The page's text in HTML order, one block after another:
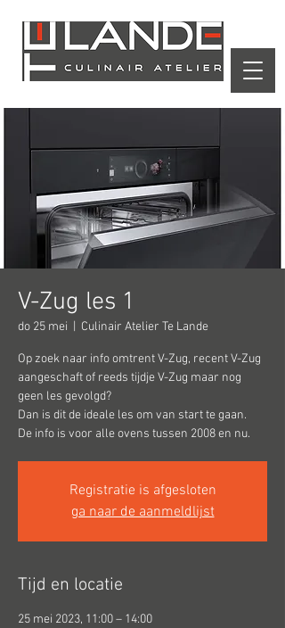
V-Zug les 1
do 25 mei Culinair Atelier Te Lande
Op zoek naar info omtrent V-Zug, recent V-Zug
aangeschaft of reeds tijdje V-Zug maar nog
geen les gevolgd?
Dan is dit de ideale les om van start te gaan.
De info is voor alle ovens tussen 2008 en nu.
Registratie is afgesloten
ga naar de aanmeldlijst
Tijd en locatie
25 mei 2023, 11:00 – 14:00